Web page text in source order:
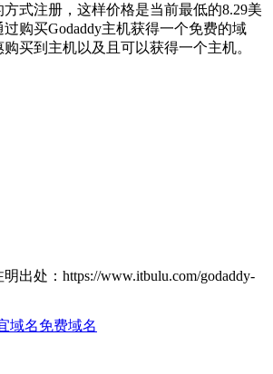
式注册，这样价格是当前最低的8.29美
购买Godaddy主机获得一个免费的域
买到主机以及且可以获得一个主机。
出处：https://www.itbulu.com/godaddy-
域名免费域名